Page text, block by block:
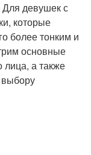
Для девушек с
которые
более тонким и
основные
лица, а также